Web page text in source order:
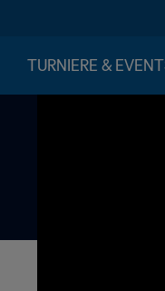
TURNIERE &